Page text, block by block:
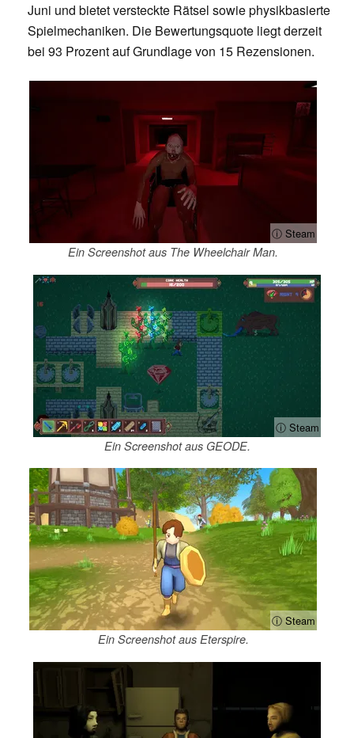
Juni und bietet versteckte Rätsel sowie physikbasierte
Spielmechaniken. Die Bewertungsquote liegt derzeit
bei 93 Prozent auf Grundlage von 15 Rezensionen.
ⓘ Steam
Ein Screenshot aus The Wheelchair Man.
ⓘ Steam
Ein Screenshot aus GEODE.
ⓘ Steam
Ein Screenshot aus Eterspire.